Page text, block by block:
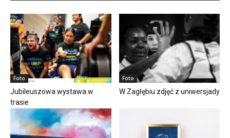
Foto
Jubileuszowa wystawa w
trasie
Foto
W Zagłębiu zdjęć z uniwersjady